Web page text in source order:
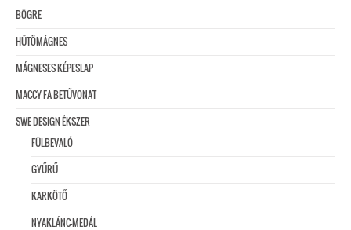
BÖGRE
HŰTÖMÁGNES
MÁGNESES KÉPESLAP
MACCY FA BETŰVONAT
SWE DESIGN ÉKSZER
FÜLBEVALÓ
GYŰRŰ
KARKÖTŐ
NYAKLÁNC-MEDÁL